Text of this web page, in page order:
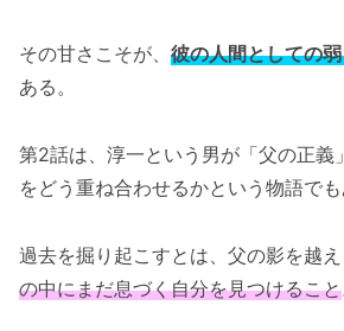
その甘さこそが、 彼の人間としての
ある。
第2話は、淳一という男が「父の正義
をどう重ね合わせるかという物語でも
過去を掘り起こすとは、父の影を越え
の中にまだ息づく自分を見つけること